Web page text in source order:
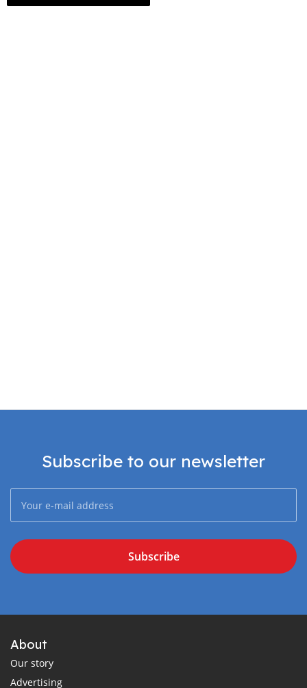
prochain véhicule
Subscribe to our newsletter
Subscribe
About
Our story
Advertising